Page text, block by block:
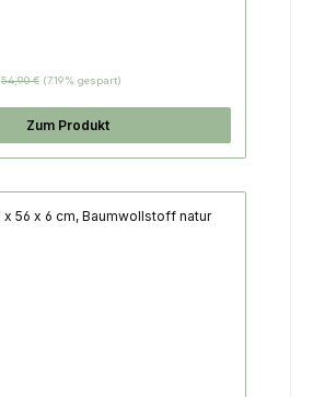
Regulärer Preis:
54,90 € (7.19% gespart)
Zum Produkt